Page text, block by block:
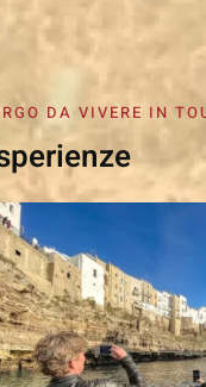
DA VIVERE IN